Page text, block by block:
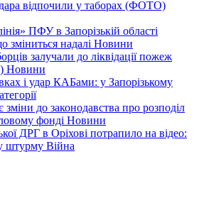
відпочили у таборах (ФОТО)
ПФУ в Запорізькій області
зміниться надалі Новини
залучали до ліквідації пожеж
Новини
і удар КАБами: у Запорізькому
зміни до законодавства про розподіл
фонді Новини
ДРГ в Оріхові потрапило на відео:
штурму Війна